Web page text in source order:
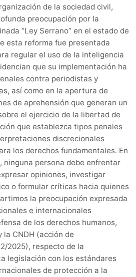
de la sociedad civil,
preocupación por la
“Ley Serrano” en el estado de
esta reforma fue presentada
regular el uso de la inteligencia
que su implementación ha
contra periodistas y
así como en la apertura de
de aprehensión que generan un
el ejercicio de la libertad de
que establezca tipos penales
discrecionales
los derechos fundamentales. En
ninguna persona debe enfrentar
opiniones, investigar
o formular críticas hacia quienes
la preocupación expresada
e internacionales
de los derechos humanos,
CNDH (acción de
2025), respecto de la
legislación con los estándares
de protección a la